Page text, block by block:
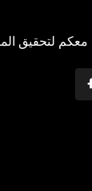
لتحقيق